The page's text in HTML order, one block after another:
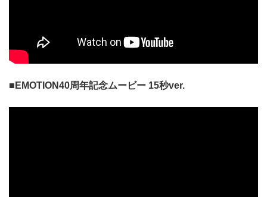
■EMOTION40周年記念ムービー 15秒ver.